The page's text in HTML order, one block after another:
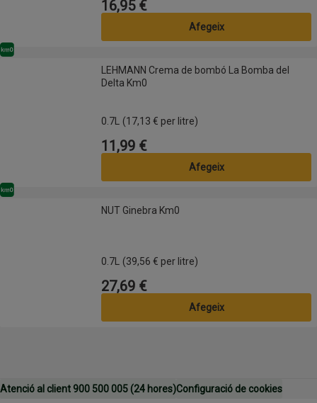
Preu
16,95 €
Afegeix
LEHMANN Crema de bombó La Bomba del Delta Km0
Km0
LEHMANN Crema de bombó La Bomba del
Delta Km0
0.7L (17,13 € per litre)
Preu
11,99 €
Afegeix
Km0
NUT Ginebra Km0
0.7L (39,56 € per litre)
Preu
27,69 €
Afegeix
Atenció al client 900 500 005 (24 hores)Configuració de cookies